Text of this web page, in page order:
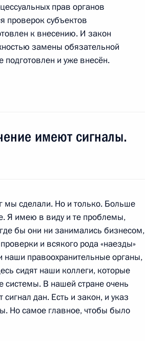
защиты прав
Флота
прав органов
проверок субъектов
к внесению. И закон
замены обязательной
подготовлен и уже внесён.
имеют сигналы.
мы сделали. Но и только. Больше
Я имею в виду и те проблемы,
бы они ни занимались бизнесом,
и всякого рода «наезды»
правоохранительные органы,
сидят наши коллеги, которые
системы. В нашей стране очень
дан. Есть и закон, и указ
Но самое главное, чтобы было